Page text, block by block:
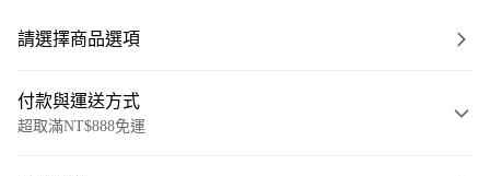
請選擇商品選項
付款與運送方式
超取滿NT$888免運